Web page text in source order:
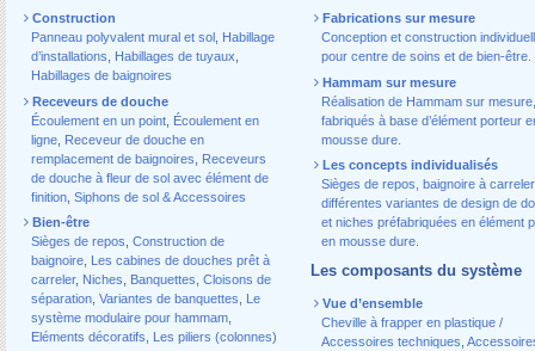
Construction
Panneau polyvalent mural et sol Habillage
d’installations
Habillages de tuyaux
Habillages de baignoires
Receveurs de douche
Écoulement en un point Écoulement en
ligne Receveur de douche en
remplacement de baignoires
Receveurs
de douche à fleur de sol avec élément de
finition Siphons de sol & Accessoires
Bien-être
Sièges de repos Construction de
baignoire
Les cabines de douches prêt à
carreler, Niches Banquettes Cloisons de
séparation Variantes de banquettes
Le
système modulaire pour hammam
Eléments décoratifs
Les piliers (colonnes)
Fabrications sur mesure
Conception et construction
pour centre de soins et de bien-être.
Hammam sur mesure
Réalisation de Hammam sur mesure,
fabriqués à base d’élément porteur
mousse dure.
Les concepts individualisés
Sièges de repos, baignoire à
différentes variantes de design de
et niches préfabriquées en élément
en mousse dure.
Les composants du système
Vue d’ensemble
Cheville à frapper en plastique /
Accessoires techniques